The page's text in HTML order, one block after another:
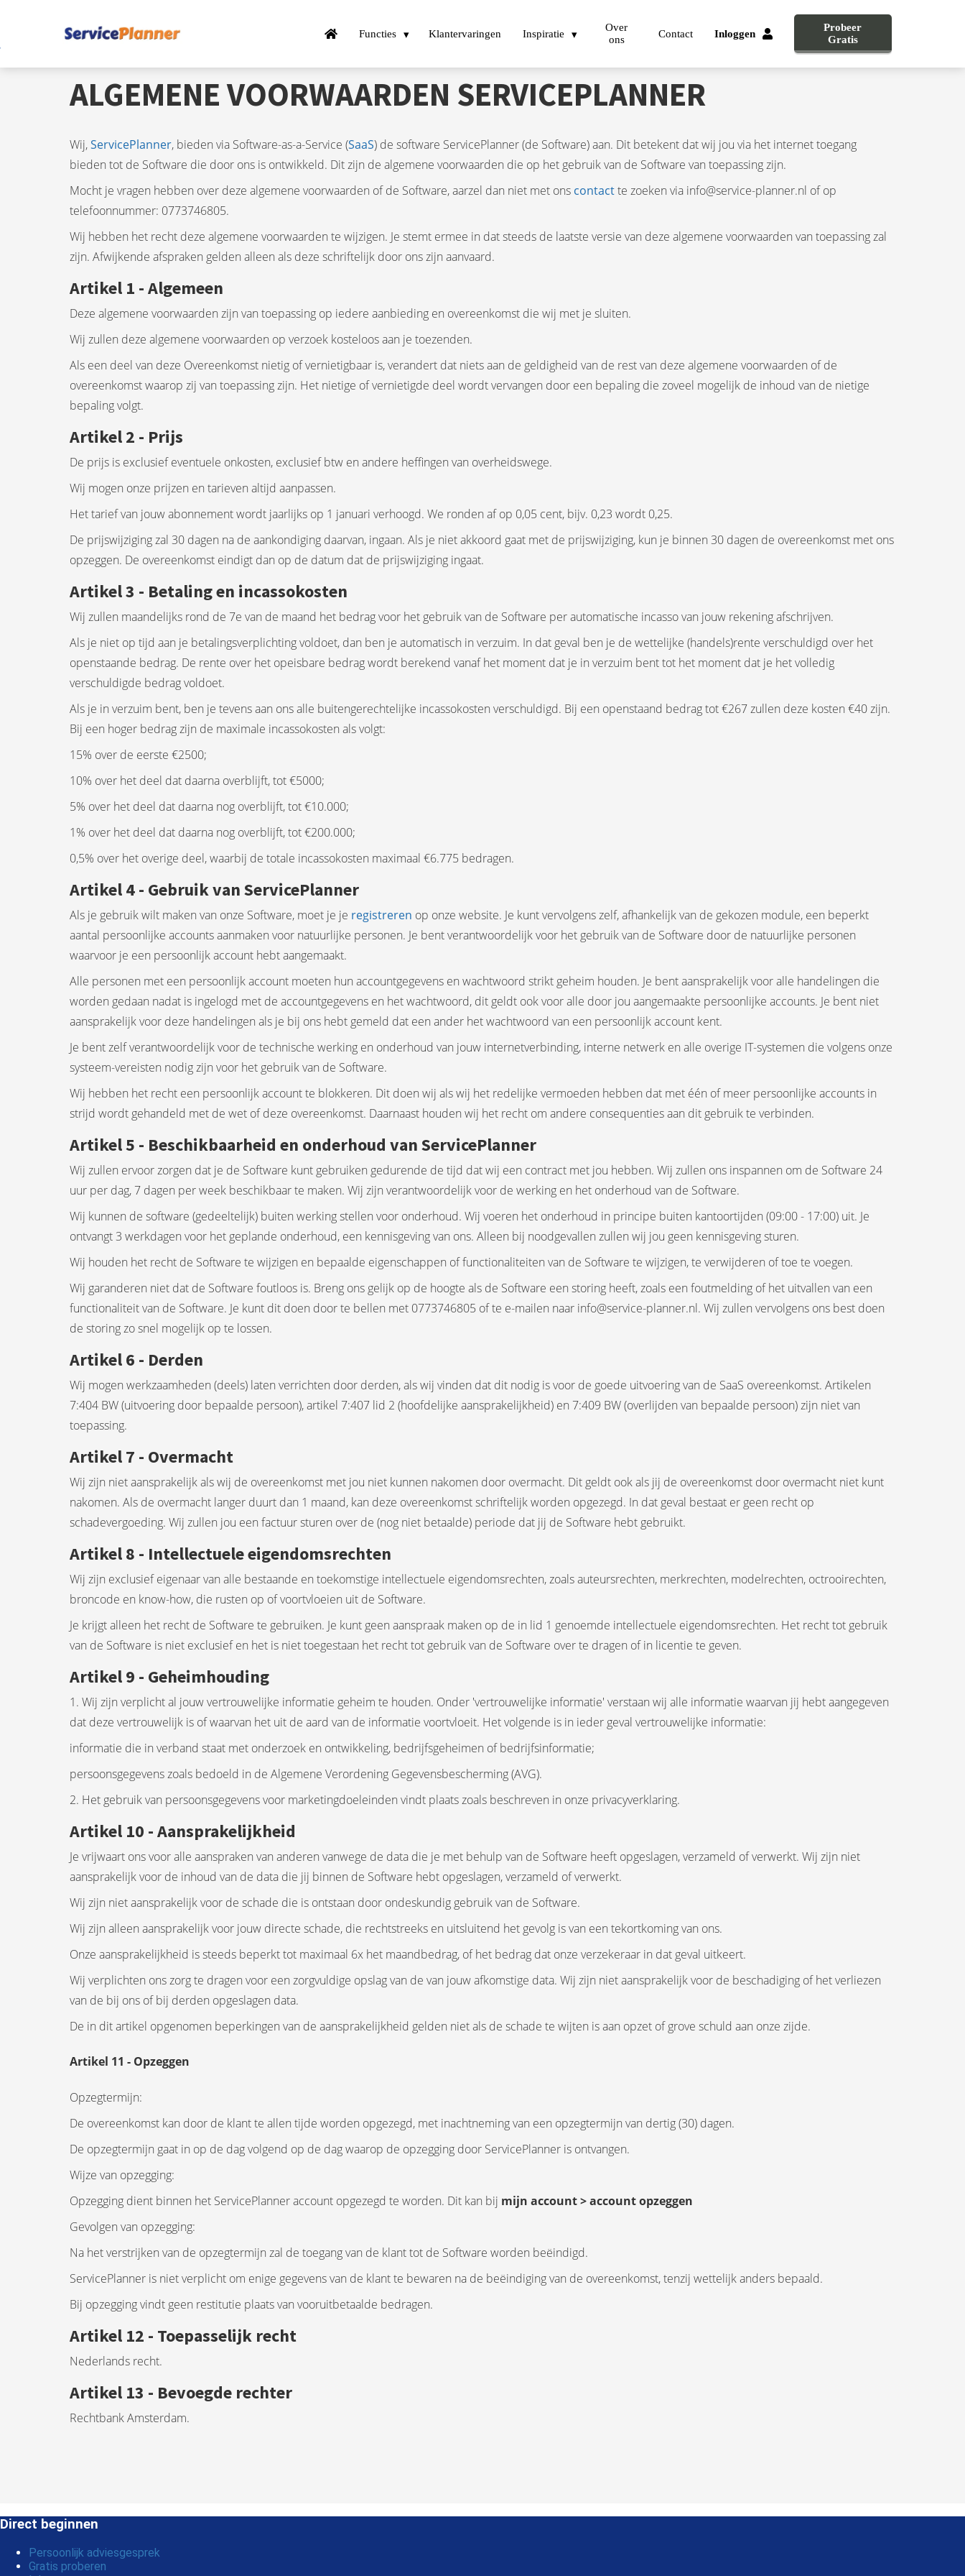
Functies Klantervaringen Inspiratie
Over
ons
Contact Inloggen
Probeer
Gratis
ALGEMENE VOORWAARDEN SERVICEPLANNER
Wij,ServicePlanner, bieden via Software-as-a-Service (SaaS) de software ServicePlanner (de Software) aan. Dit betekent dat wij jou via het internet toegang
bieden tot de Software die door ons is ontwikkeld. Dit zijn de algemene voorwaarden die op het gebruik van de Software van toepassing zijn.
Mocht je vragen hebben over deze algemene voorwaarden of de Software, aarzel dan niet met ons contactte zoeken via info@service-planner.nl of op
telefoonnummer: 0773746805.
Wij hebben het recht deze algemene voorwaarden te wijzigen. Je stemt ermee in dat steeds de laatste versie van deze algemene voorwaarden van toepassing zal
zijn. Afwijkende afspraken gelden alleen als deze schriftelijk door ons zijn aanvaard.
Artikel 1 - Algemeen
Deze algemene voorwaarden zijn van toepassing op iedere aanbieding en overeenkomst die wij met je sluiten.
Wij zullen deze algemene voorwaarden op verzoek kosteloos aan je toezenden.
Als een deel van deze Overeenkomst nietig of vernietigbaar is, verandert dat niets aan de geldigheid van de rest van deze algemene voorwaarden of de
overeenkomst waarop zij van toepassing zijn. Het nietige of vernietigde deel wordt vervangen door een bepaling die zoveel mogelijk de inhoud van de nietige
bepaling volgt.
Artikel 2 - Prijs
De prijs is exclusief eventuele onkosten, exclusief btw en andere heffingen van overheidswege.
Wij mogen onze prijzen en tarieven altijd aanpassen.
Het tarief van jouw abonnement wordt jaarlijks op 1 januari verhoogd. We ronden af op 0,05 cent, bijv. 0,23 wordt 0,25.
De prijswijziging zal 30 dagen na de aankondiging daarvan, ingaan. Als je niet akkoord gaat met de prijswijziging, kun je binnen 30 dagen de overeenkomst met ons
opzeggen. De overeenkomst eindigt dan op de datum dat de prijswijziging ingaat.
Artikel 3 - Betaling en incassokosten
Wij zullen maandelijks rond de 7e van de maand het bedrag voor het gebruik van de Software per automatische incasso van jouw rekening afschrijven.
Als je niet op tijd aan je betalingsverplichting voldoet, dan ben je automatisch in verzuim. In dat geval ben je de wettelijke (handels)rente verschuldigd over het
openstaande bedrag. De rente over het opeisbare bedrag wordt berekend vanaf het moment dat je in verzuim bent tot het moment dat je het volledig
verschuldigde bedrag voldoet.
Als je in verzuim bent, ben je tevens aan ons alle buitengerechtelijke incassokosten verschuldigd. Bij een openstaand bedrag tot €267 zullen deze kosten €40 zijn.
Bij een hoger bedrag zijn de maximale incassokosten als volgt:
15% over de eerste €2500;
10% over het deel dat daarna overblijft, tot €5000;
5% over het deel dat daarna nog overblijft, tot €10.000;
1% over het deel dat daarna nog overblijft, tot €200.000;
0,5% over het overige deel, waarbij de totale incassokosten maximaal €6.775 bedragen.
Artikel 4 - Gebruik van ServicePlanner
Als je gebruik wilt maken van onze Software, moet je je registreren op onze website. Je kunt vervolgens zelf, afhankelijk van de gekozen module, een beperkt
aantal persoonlijke accounts aanmaken voor natuurlijke personen. Je bent verantwoordelijk voor het gebruik van de Software door de natuurlijke personen
waarvoor je een persoonlijk account hebt aangemaakt.
Alle personen met een persoonlijk account moeten hun accountgegevens en wachtwoord strikt geheim houden. Je bent aansprakelijk voor alle handelingen die
worden gedaan nadat is ingelogd met de accountgegevens en het wachtwoord, dit geldt ook voor alle door jou aangemaakte persoonlijke accounts. Je bent niet
aansprakelijk voor deze handelingen als je bij ons hebt gemeld dat een ander het wachtwoord van een persoonlijk account kent.
Je bent zelf verantwoordelijk voor de technische werking en onderhoud van jouw internetverbinding, interne netwerk en alle overige IT-systemen die volgens onze
systeem-vereisten nodig zijn voor het gebruik van de Software.
Wij hebben het recht een persoonlijk account te blokkeren. Dit doen wij als wij het redelijke vermoeden hebben dat met één of meer persoonlijke accounts in
strijd wordt gehandeld met de wet of deze overeenkomst. Daarnaast houden wij het recht om andere consequenties aan dit gebruik te verbinden.
Artikel 5 - Beschikbaarheid en onderhoud van ServicePlanner
Wij zullen ervoor zorgen dat je de Software kunt gebruiken gedurende de tijd dat wij een contract met jou hebben. Wij zullen ons inspannen om de Software 24
uur per dag, 7 dagen per week beschikbaar te maken. Wij zijn verantwoordelijk voor de werking en het onderhoud van de Software.
Wij kunnen de software (gedeeltelijk) buiten werking stellen voor onderhoud. Wij voeren het onderhoud in principe buiten kantoortijden (09:00 - 17:00) uit. Je
ontvangt 3 werkdagen voor het geplande onderhoud, een kennisgeving van ons. Alleen bij noodgevallen zullen wij jou geen kennisgeving sturen.
Wij houden het recht de Software te wijzigen en bepaalde eigenschappen of functionaliteiten van de Software te wijzigen, te verwijderen of toe te voegen.
Wij garanderen niet dat de Software foutloos is. Breng ons gelijk op de hoogte als de Software een storing heeft, zoals een foutmelding of het uitvallen van een
functionaliteit van de Software. Je kunt dit doen door te bellen met 0773746805 of te e-mailen naar info@service-planner.nl. Wij zullen vervolgens ons best doen
de storing zo snel mogelijk op te lossen.
Artikel 6 - Derden
Wij mogen werkzaamheden (deels) laten verrichten door derden, als wij vinden dat dit nodig is voor de goede uitvoering van de SaaS overeenkomst. Artikelen
7:404 BW (uitvoering door bepaalde persoon), artikel 7:407 lid 2 (hoofdelijke aansprakelijkheid) en 7:409 BW (overlijden van bepaalde persoon) zijn niet van
toepassing.
Artikel 7 - Overmacht
Wij zijn niet aansprakelijk als wij de overeenkomst met jou niet kunnen nakomen door overmacht. Dit geldt ook als jij de overeenkomst door overmacht niet kunt
nakomen. Als de overmacht langer duurt dan 1 maand, kan deze overeenkomst schriftelijk worden opgezegd. In dat geval bestaat er geen recht op
schadevergoeding. Wij zullen jou een factuur sturen over de (nog niet betaalde) periode dat jij de Software hebt gebruikt.
Artikel 8 - Intellectuele eigendomsrechten
Wij zijn exclusief eigenaar van alle bestaande en toekomstige intellectuele eigendomsrechten, zoals auteursrechten, merkrechten, modelrechten, octrooirechten,
broncode en know-how, die rusten op of voortvloeien uit de Software.
Je krijgt alleen het recht de Software te gebruiken. Je kunt geen aanspraak maken op de in lid 1 genoemde intellectuele eigendomsrechten. Het recht tot gebruik
van de Software is niet exclusief en het is niet toegestaan het recht tot gebruik van de Software over te dragen of in licentie te geven.
Artikel 9 - Geheimhouding
1. Wij zijn verplicht al jouw vertrouwelijke informatie geheim te houden. Onder 'vertrouwelijke informatie' verstaan wij alle informatie waarvan jij hebt aangegeven
dat deze vertrouwelijk is of waarvan het uit de aard van de informatie voortvloeit. Het volgende is in ieder geval vertrouwelijke informatie:
informatie die in verband staat met onderzoek en ontwikkeling, bedrijfsgeheimen of bedrijfsinformatie;
persoonsgegevens zoals bedoeld in de Algemene Verordening Gegevensbescherming (AVG).
2. Het gebruik van persoonsgegevens voor marketingdoeleinden vindt plaats zoals beschreven in onze privacyverklaring.
Artikel 10 - Aansprakelijkheid
Je vrijwaart ons voor alle aanspraken van anderen vanwege de data die je met behulp van de Software heeft opgeslagen, verzameld of verwerkt. Wij zijn niet
aansprakelijk voor de inhoud van de data die jij binnen de Software hebt opgeslagen, verzameld of verwerkt.
Wij zijn niet aansprakelijk voor de schade die is ontstaan door ondeskundig gebruik van de Software.
Wij zijn alleen aansprakelijk voor jouw directe schade, die rechtstreeks en uitsluitend het gevolg is van een tekortkoming van ons.
Onze aansprakelijkheid is steeds beperkt tot maximaal 6x het maandbedrag, of het bedrag dat onze verzekeraar in dat geval uitkeert.
Wij verplichten ons zorg te dragen voor een zorgvuldige opslag van de van jouw afkomstige data. Wij zijn niet aansprakelijk voor de beschadiging of het verliezen
van de bij ons of bij derden opgeslagen data.
De in dit artikel opgenomen beperkingen van de aansprakelijkheid gelden niet als de schade te wijten is aan opzet of grove schuld aan onze zijde.
Artikel 11 - Opzeggen
Opzegtermijn:
De overeenkomst kan door de klant te allen tijde worden opgezegd, met inachtneming van een opzegtermijn van dertig (30) dagen.
De opzegtermijn gaat in op de dag volgend op de dag waarop de opzegging door ServicePlanner is ontvangen.
Wijze van opzegging:
Opzegging dient binnen het ServicePlanner account opgezegd te worden. Dit kan bij mijn account > account opzeggen
Gevolgen van opzegging:
Na het verstrijken van de opzegtermijn zal de toegang van de klant tot de Software worden beëindigd.
ServicePlanner is niet verplicht om enige gegevens van de klant te bewaren na de beëindiging van de overeenkomst, tenzij wettelijk anders bepaald.
Bij opzegging vindt geen restitutie plaats van vooruitbetaalde bedragen.
Artikel 12 - Toepasselijk recht
Nederlands recht.
Artikel 13 - Bevoegde rechter
Rechtbank Amsterdam.
Direct beginnen
Persoonlijk adviesgesprek
Gratis proberen